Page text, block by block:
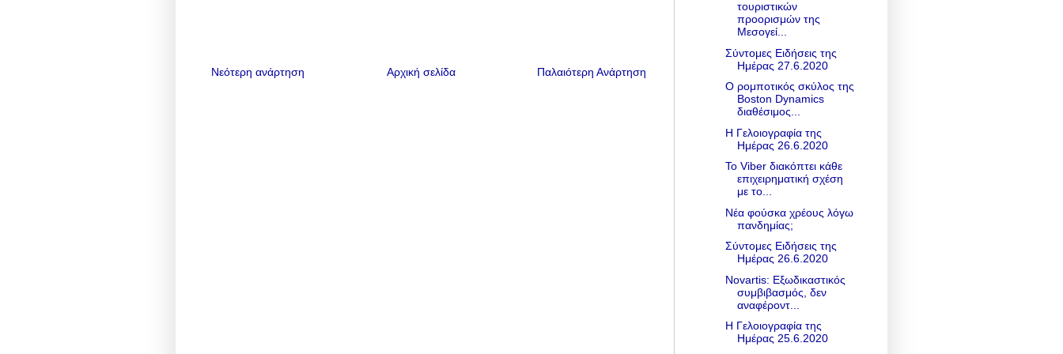
Νεότερη ανάρτηση Παλαιότερη Ανάρτηση
Αρχική σελίδα
τουριστικών
προορισμών της
Μεσογεί...
Σύντομες Ειδήσεις της
Ημέρας 27.6.2020
Ο ρομποτικός σκύλος της
Boston Dynamics
διαθέσιμος...
Η Γελοιογραφία της
Ημέρας 26.6.2020
To Viber διακόπτει κάθε
επιχειρηματική σχέση
με το...
Νέα φούσκα χρέους λόγω
πανδημίας;
Σύντομες Ειδήσεις της
Ημέρας 26.6.2020
Novartis: Eξωδικαστικός
συμβιβασμός, δεν
αναφέροντ...
Η Γελοιογραφία της
Ημέρας 25.6.2020